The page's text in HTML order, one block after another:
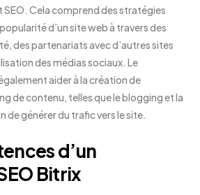
SEO. Cela comprend des stratégies
d’un site web à travers des
des partenariats avec d’autres sites
des médias sociaux. Le
aider à la création de
de contenu, telles que le blogging et la
de générer du trafic vers le site.
d’un
Bitrix